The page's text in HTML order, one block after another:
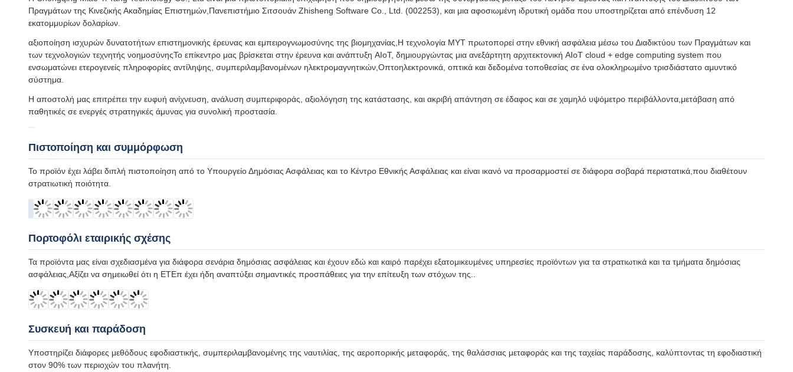
Καλυψη ανίχνευσης 400 MHz-6GHz
Συχνότητες ανίχνευσης 0.4G, 0.8G, 0.9G, 1.2G, 1.4G, 1.6G, 2.4G, 5.8G
Ράδιο ανίχνευσης
Οδηγία - Να Βρείτε Ακριβότητα
Λειτουργική επέκταση Εξαπάτηση πλοήγησης (προσαρμόσιμη)
Συχνότητες αντιμέτρησης
Μέθοδοι αντιμετώπισης
Απόσταση αντιμέτρησης
Αυτόματη ευθυγράμμιση Βορρά Ακριβής, σε πραγματικό χρόνο